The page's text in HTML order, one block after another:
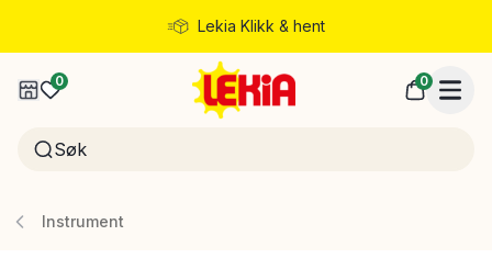
Lekia Klikk & hent
Rask levering
0 0
Instrument